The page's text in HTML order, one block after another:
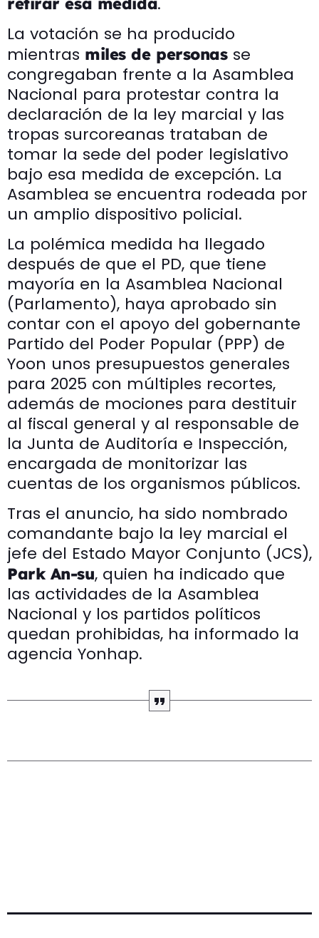
La votación se ha producido
mientras miles de personasse
congregaban frente a la Asamblea
Nacional para protestar contra la
declaración de la ley marcial y las
tropas surcoreanas trataban de
tomar la sede del poder legislativo
bajo esa medida de excepción. La
Asamblea se encuentra rodeada por
un amplio dispositivo policial.
La polémica medida ha llegado
después de que el PD, que tiene
mayoría en la Asamblea Nacional
(Parlamento), haya aprobado sin
contar con el apoyo del gobernante
Partido del Poder Popular (PPP) de
Yoon unos presupuestos generales
para 2025 con múltiples recortes,
además de mociones para destituir
al fiscal general y al responsable de
la Junta de Auditoría e Inspección,
encargada de monitorizar las
cuentas de los organismos públicos.
Tras el anuncio, ha sido nombrado
comandante bajo la ley marcial el
jefe del Estado Mayor Conjunto (JCS),
Park An-su, quien ha indicado que
las actividades de la Asamblea
Nacional y los partidos políticos
quedan prohibidas, ha informado la
agencia Yonhap.